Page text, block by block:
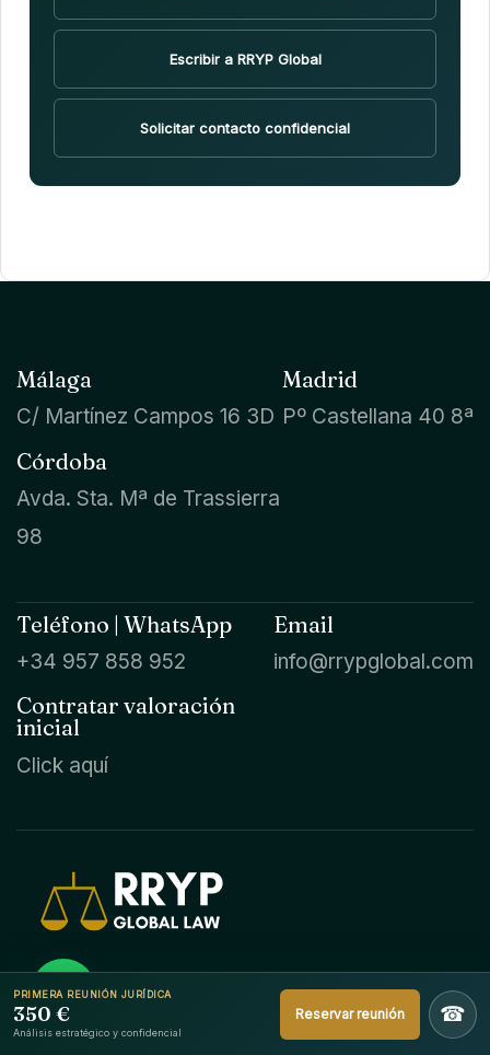
PRIMERA REUNIÓN JURÍDICA
350 €
Análisis estratégico y confidencial
Reservar reunión ☎
Escribir a RRYP Global
Solicitar contacto confidencial
Málaga
C/ Martínez Campos 16 3D
Madrid
Pº Castellana 40 8ª
Córdoba
Avda. Sta. Mª de Trassierra
98
Teléfono | WhatsApp
+34 957 858 952
Email
info@rrypglobal.com
Contratar valoración
inicial
Click aquí
Boutique jurídica internacional para asuntos
complejos en toda España, con coordinación